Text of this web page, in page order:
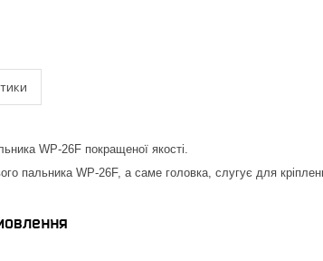
WP-26F покращеної якості.
пальника WP-26F, а саме головка, слугує для